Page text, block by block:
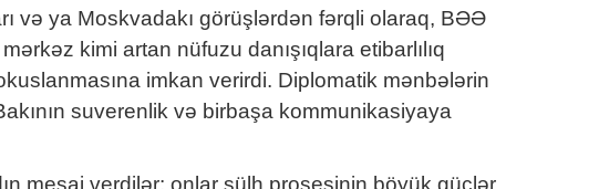
və ya Moskvadakı görüşlərdən fərqli olaraq, BƏƏ
kimi artan nüfuzu danışıqlara etibarlılıq
imkan verirdi. Diplomatik mənbələrin
suverenlik və birbaşa kommunikasiyaya
mesaj verdilər: onlar sülh prosesinin böyük güclər